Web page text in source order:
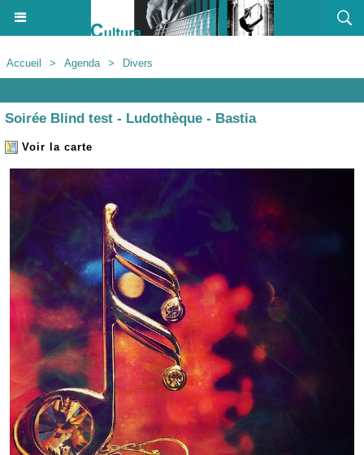
Accueil > Agenda > Divers
Soirée Blind test - Ludothèque - Bastia
Voir la carte